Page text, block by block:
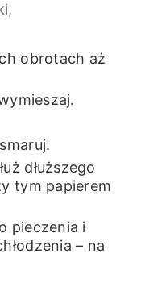
obrotach aż
dłuższego
tym papierem
pieczenia i
– na